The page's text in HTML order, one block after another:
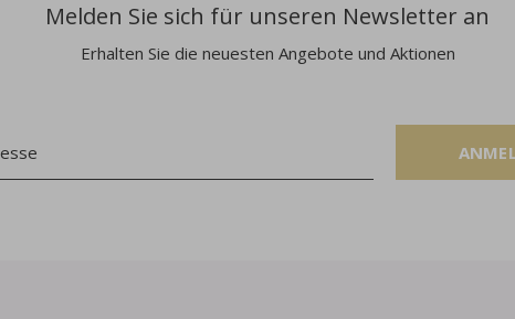
Melden Sie sich für unseren Newsletter an
Erhalten Sie die neuesten Angebote und Aktionen